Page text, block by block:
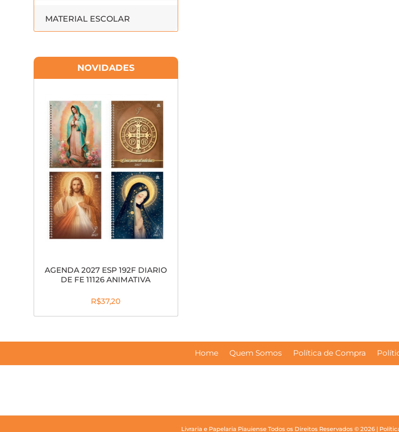
MATERIAL ESCOLAR
NOVIDADES
AGENDA 2027 ESP 192F DIARIO
DE FE 11126 ANIMATIVA
R$37,20
Home Quem Somos Política de Compra
Livraria e Papelaria Piauiense Todos os Direitos Reservados © 2026 |